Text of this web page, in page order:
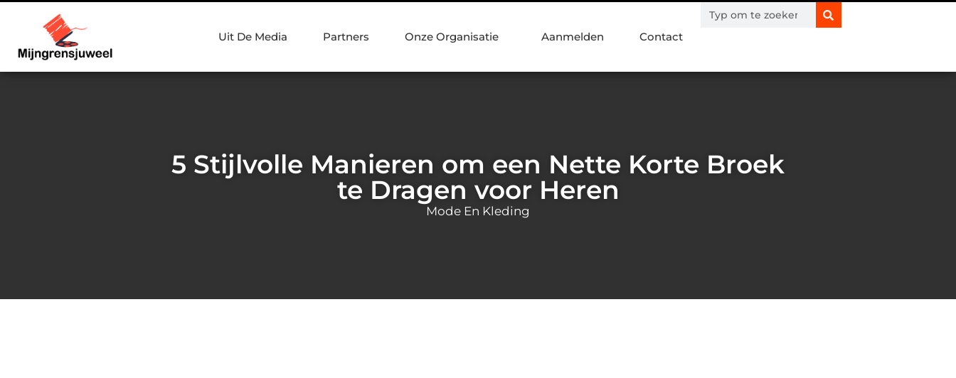
Uit De Media Partners Onze Organisatie Aanmelden Contact
5 Stijlvolle Manieren om een Nette Korte Broek
te Dragen voor Heren
Mode En Kleding